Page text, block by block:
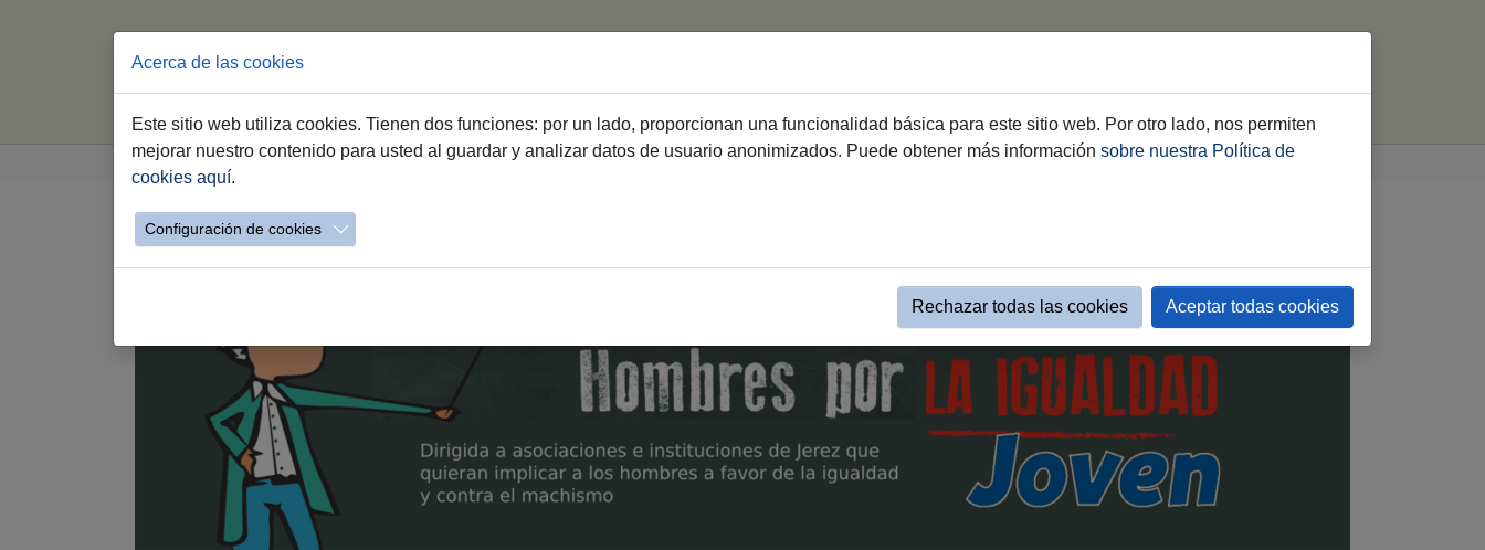
Jerez.es Webs Municipales Hombres por la Igualdad Campañas Hombres por la Igualdad Joven
Acerca de las cookies
Este sitio web utiliza cookies. Tienen dos funciones: por un lado, proporcionan una funcionalidad básica para este sitio web. Por otro lado, nos permiten
mejorar nuestro contenido para usted al guardar y analizar datos de usuario anonimizados. Puede obtener más información sobre nuestra Política de
cookies aquí.
Configuración de cookies
Rechazar todas las cookies Aceptar todas cookies